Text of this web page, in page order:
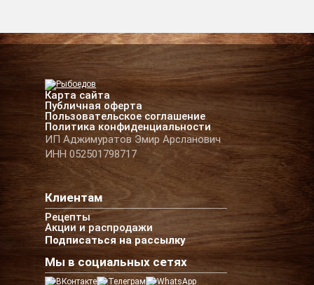
Карта сайта
Публичная оферта
Пользовательское соглашение
Политика конфиденциальности
ИП Аджимуратов Эмир Арсланович
ИНН 052501798717
Клиентам
Рецепты
Акции и распродажи
Подписаться на рассылку
Мы в социальных сетях